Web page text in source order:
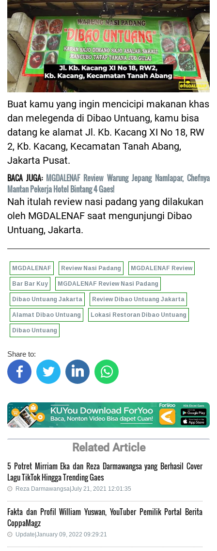
Buat kamu yang ingin mencicipi makanan khas
dan melegenda di Dibao Untuang, kamu bisa
datang ke alamat Jl. Kb. Kacang XI No 18, RW
2, Kb. Kacang, Kecamatan Tanah Abang,
Jakarta Pusat.
BACA JUGA: MGDALENAF Review Warung Jepang Namlapar, Chefnya
Mantan Pekerja Hotel Bintang 4 Gaes!
Nah itulah review nasi padang yang dilakukan
oleh MGDALENAF saat mengunjungi Dibao
Untuang, Jakarta.
MGDALENAF Review Nasi Padang MGDALENAF Review
Bar Bar Kuy MGDALENAF Review Nasi Padang
Dibao Untuang Jakarta Review Dibao Untuang Jakarta
Alamat Dibao Untuang Lokasi Restoran Dibao Untuang
Dibao Untuang
Share to:
Related Article
5 Potret Mirriam Eka dan Reza Darmawangsa yang Berhasil Cover
Lagu TikTok Hingga Trending Gaes
Reza Darmawangsa|July 21, 2021 12:01:35
Fakta dan Profil William Yuswan, YouTuber Pemilik Portal Berita
CoppaMagz
Update|January 09, 2022 09:29:21